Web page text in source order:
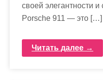
своей элегантности и
Porsche 911 — это […]
Читать далее →